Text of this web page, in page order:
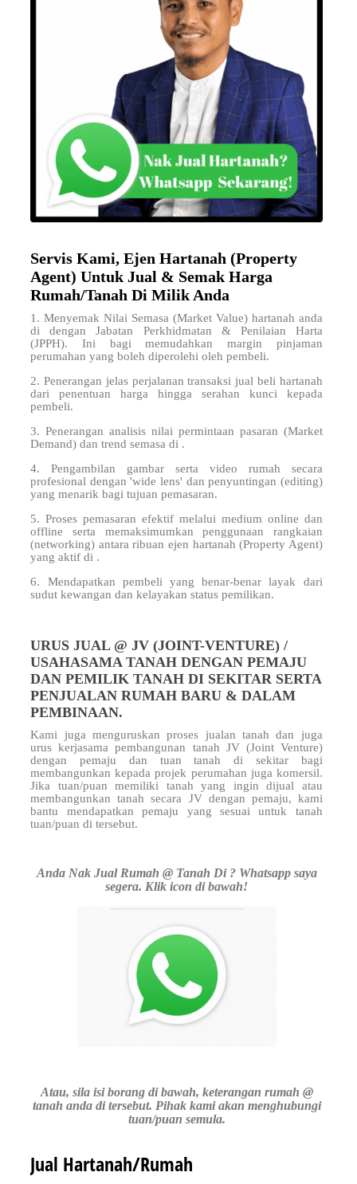
Servis Kami, Ejen Hartanah (Property
Agent) Untuk Jual & Semak Harga
Rumah/Tanah Di Milik Anda
1. Menyemak Nilai Semasa (Market Value) hartanah anda
didengan Jabatan Perkhidmatan & Penilaian Harta
(JPPH). Ini bagi memudahkan margin pinjaman
perumahan yang boleh diperolehi oleh pembeli.
2. Penerangan jelas perjalanan transaksi jual beli hartanah
dari penentuan harga hingga serahan kunci kepada
pembeli.
3. Penerangan analisis nilai permintaan pasaran (Market
Demand) dan trend semasa di .
4. Pengambilan gambar serta video rumah secara
profesional dengan 'wide lens' dan penyuntingan (editing)
yang menarik bagi tujuan pemasaran.
5. Proses pemasaran efektif melalui medium online dan
offline serta memaksimumkan penggunaan rangkaian
(networking) antara ribuan ejen hartanah (Property Agent)
yang aktif di .
6. Mendapatkan pembeli yang benar-benar layak dari
sudut kewangan dan kelayakan status pemilikan.
URUS JUAL @ JV (JOINT-VENTURE) /
USAHASAMA TANAH DENGAN PEMAJU
DAN PEMILIK TANAH DI SEKITAR SERTA
PENJUALAN RUMAH BARU & DALAM
PEMBINAAN.
Kami juga menguruskan proses jualan tanah dan juga
urus kerjasama pembangunan tanah JV (Joint Venture)
dengan pemaju dan tuan tanah di sekitar bagi
membangunkan kepada projek perumahan juga komersil.
Jika tuan/puan memiliki tanah yang ingin dijual atau
membangunkan tanah secara JV dengan pemaju, kami
bantu mendapatkan pemaju yang sesuai untuk tanah
tuan/puan ditersebut.
Anda Nak Jual Rumah @ Tanah Di ? Whatsapp saya
segera. Klik icon di bawah!
Atau, sila isi borang di bawah, keterangan rumah @
tanah anda di tersebut. Pihak kami akan menghubungi
tuan/puan semula.